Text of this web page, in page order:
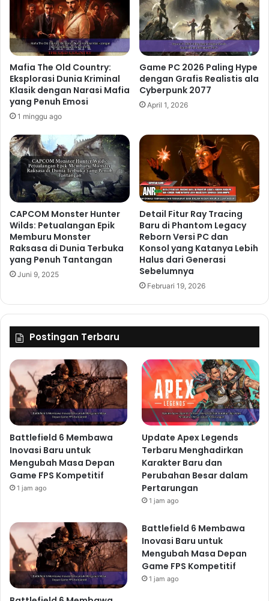
Mafia The Old Country:
Eksplorasi Dunia Kriminal
Klasik dengan Narasi Mafia
yang Penuh Emosi
1 minggu ago
Game PC 2026 Paling Hype
dengan Grafis Realistis ala
Cyberpunk 2077
April 1, 2026
CAPCOM Monster Hunter
Wilds: Petualangan Epik
Memburu Monster
Raksasa di Dunia Terbuka
yang Penuh Tantangan
Juni 9, 2025
Detail Fitur Ray Tracing
Baru di Phantom Legacy
Reborn Versi PC dan
Konsol yang Katanya Lebih
Halus dari Generasi
Sebelumnya
Februari 19, 2026
Postingan Terbaru
Battlefield 6 Membawa
Inovasi Baru untuk
Mengubah Masa Depan
Game FPS Kompetitif
1 jam ago
Update Apex Legends
Terbaru Menghadirkan
Karakter Baru dan
Perubahan Besar dalam
Pertarungan
1 jam ago
Battlefield 6 Membawa
Inovasi Baru untuk
Mengubah Masa Depan
Game FPS Kompetitif
1 jam ago